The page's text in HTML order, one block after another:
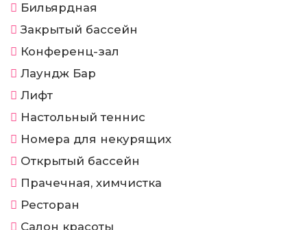
Бильярдная
Закрытый бассейн
Конференц-зал
Лаундж Бар
Лифт
Настольный теннис
Номера для некурящих
Открытый бассейн
Прачечная, химчистка
Ресторан
Салон красоты